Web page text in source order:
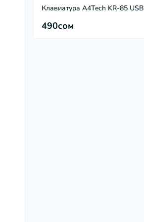
Клавиатура A4Tech KR-85 USB
490сом